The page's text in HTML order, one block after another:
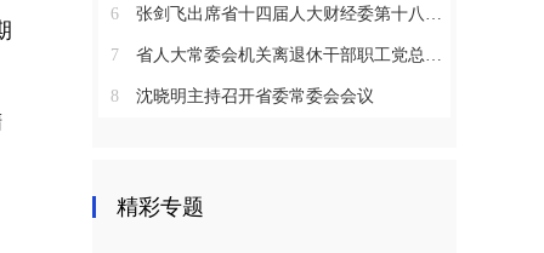
6 张剑飞出席省十四届人大财经委第十八次全体会议
7 省人大常委会机关离退休干部职工党总支召开2025年度总结表彰大会
8 沈晓明主持召开省委常委会会议
精彩专题